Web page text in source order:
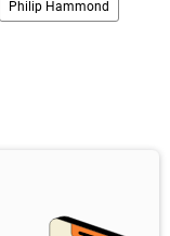
Philip Hammond